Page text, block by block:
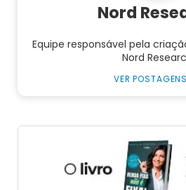
Nord
Equipe responsável pela
Nord
VER POSTAGENS